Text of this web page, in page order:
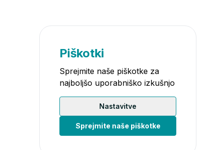
Piškotki
Sprejmite naše piškotke za
najboljšo uporabniško izkušnjo
Nastavitve
Sprejmite naše piškotke